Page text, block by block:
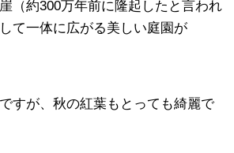
（約300万年前に隆起したと言われ
て一体に広がる美しい庭園が
すが、秋の紅葉もとっても綺麗で